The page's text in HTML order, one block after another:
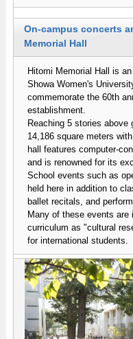
On-campus concerts
Memorial Hall
Hitomi Memorial Hall is
Showa Women's
commemorate the 60th
establishment.
Reaching 5 stories above
14,186 square meters
hall features computer-
and is renowned for its
School events such as
held here in addition to
ballet recitals, and
Many of these events
curriculum as "cultural
for international students.